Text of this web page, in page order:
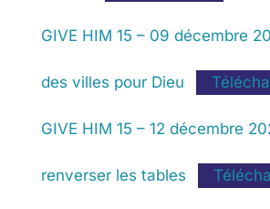
GIVE HIM 15 – 09 décembre
des villes pour Dieu
GIVE HIM 15 – 12 décembre
renverser les tables